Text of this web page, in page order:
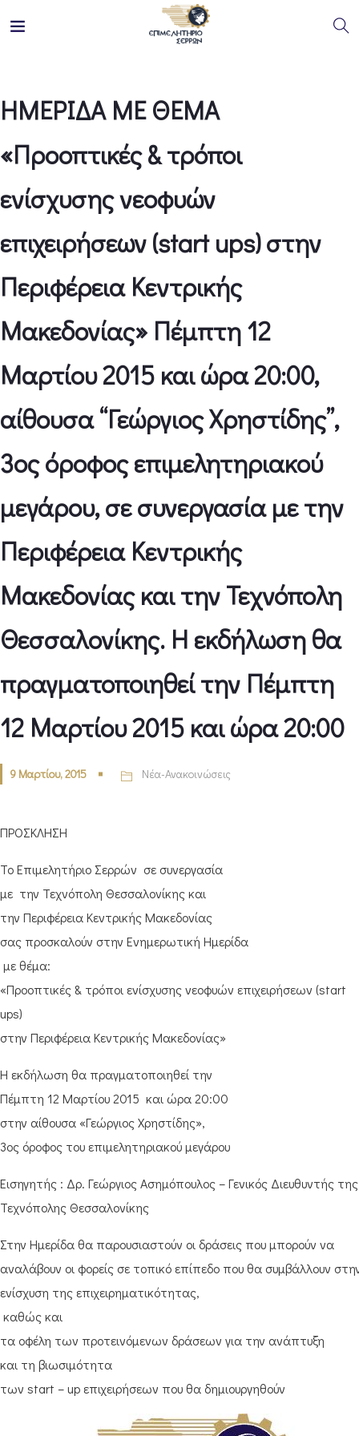
ΗΜΕΡΙΔΑ ΜΕ ΘΕΜΑ
«Προοπτικές & τρόποι
ενίσχυσης νεοφυών
επιχειρήσεων (start ups) στην
Περιφέρεια Κεντρικής
Μακεδονίας» Πέμπτη 12
Μαρτίου 2015 και ώρα 20:00,
αίθουσα “Γεώργιος Χρηστίδης”,
3ος όροφος επιμελητηριακού
μεγάρου, σε συνεργασία με την
Περιφέρεια Κεντρικής
Μακεδονίας και την Τεχνόπολη
Θεσσαλονίκης. Η εκδήλωση θα
πραγματοποιηθεί την Πέμπτη
12 Μαρτίου 2015 και ώρα 20:00
9 Μαρτίου, 2015 Νέα-Ανακοινώσεις
ΠΡΟΣΚΛΗΣΗ
Το Επιμελητήριο Σερρών σε συνεργασία
με την Τεχνόπολη Θεσσαλονίκης και
την Περιφέρεια Κεντρικής Μακεδονίας
σας προσκαλούν στην Ενημερωτική Ημερίδα
με θέμα:
«Προοπτικές & τρόποι ενίσχυσης νεοφυών επιχειρήσεων (start
ups)
στην Περιφέρεια Κεντρικής Μακεδονίας»
Η εκδήλωση θα πραγματοποιηθεί την
Πέμπτη 12 Μαρτίου 2015 και ώρα 20:00
στην αίθουσα «Γεώργιος Χρηστίδης»,
3ος όροφος του επιμελητηριακού μεγάρου
Εισηγητής : Δρ. Γεώργιος Ασημόπουλος – Γενικός Διευθυντής της
Τεχνόπολης Θεσσαλονίκης
Στην Ημερίδα θα παρουσιαστούν οι δράσεις που μπορούν να
αναλάβουν οι φορείς σε τοπικό επίπεδο που θα συμβάλλουν
ενίσχυση της επιχειρηματικότητας,
καθώς και
τα οφέλη των προτεινόμενων δράσεων για την ανάπτυξη
και τη βιωσιμότητα
των start – up επιχειρήσεων που θα δημιουργηθούν